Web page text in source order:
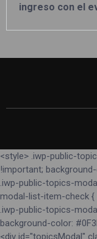
ingreso con el
<style> .iwp-public-
!important;
.iwp-public-topics-
modal-list-item-check {
.iwp-public-topics-
background-color:
<div id="topicsModal"